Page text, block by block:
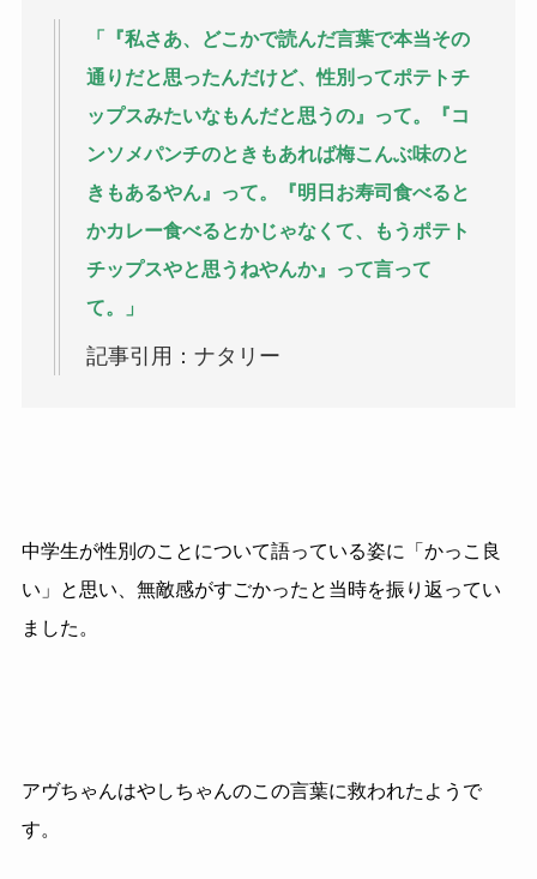
「『私さあ、どこかで読んだ言葉で本当その
通りだと思ったんだけど、性別ってポテトチ
ップスみたいなもんだと思うの』って。『コ
ンソメパンチのときもあれば梅こんぶ味のと
きもあるやん』って。『明日お寿司食べると
かカレー食べるとかじゃなくて、もうポテト
チップスやと思うねやんか』って言って
て。」
記事引用：ナタリー
中学生が性別のことについて語っている姿に「かっこ良
い」と思い、無敵感がすごかったと当時を振り返ってい
ました。
アヴちゃんはやしちゃんのこの言葉に救われたようで
す。